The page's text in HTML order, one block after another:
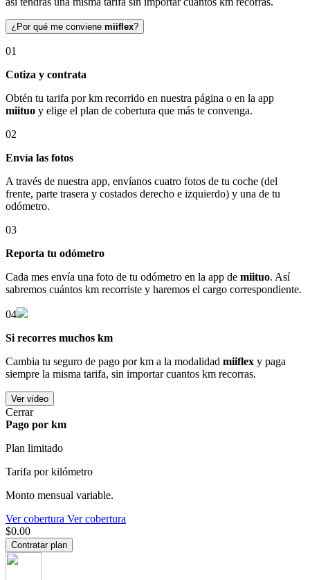
¿Por qué me conviene miiflex?
01
Cotiza y contrata
Obtén tu tarifa por km recorrido en nuestra página o en la app
miituo y elige el plan de cobertura que más te convenga.
02
Envía las fotos
A través de nuestra app, envíanos cuatro fotos de tu coche (del
frente, parte trasera y costados derecho e izquierdo) y una de tu
odómetro.
03
Reporta tu odómetro
Cada mes envía una foto de tu odómetro en la app de miituo. Así
sabremos cuántos km recorriste y haremos el cargo correspondiente.
04
Si recorres muchos km
Cambia tu seguro de pago por km a la modalidad miiflex y paga
siempre la misma tarifa, sin importar cuantos km recorras.
Ver video
Cerrar
Pago por km
Plan limitado
Tarifa por kilómetro
Monto mensual variable.
Ver cobertura Ver cobertura
$0.00
Contratar plan